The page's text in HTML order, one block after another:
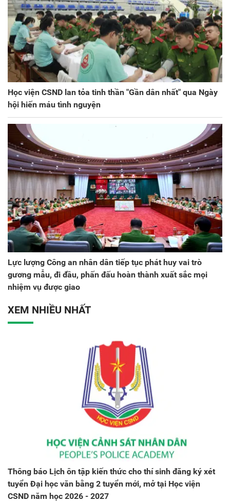
Học viện CSND lan tỏa tinh thần "Gần dân nhất" qua Ngày
hội hiến máu tình nguyện
Lực lượng Công an nhân dân tiếp tục phát huy vai trò
gương mẫu, đi đầu, phấn đấu hoàn thành xuất sắc mọi
nhiệm vụ được giao
XEM NHIỀU NHẤT
Thông báo Lịch ôn tập kiến thức cho thí sinh đăng ký xét
tuyển Đại học văn bằng 2 tuyển mới, mở tại Học viện
CSND năm học 2026 - 2027